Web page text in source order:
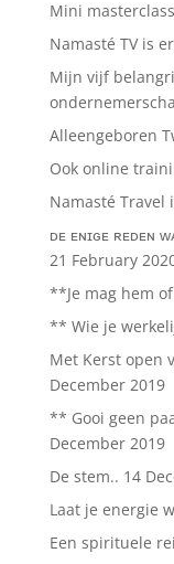
Mini
Namasté TV is
Mijn vijf
Alleengeboren
Ook online
Namasté Travel
ᴅᴇ ᴇɴɪɢᴇ ʀᴇᴅᴇɴ
21 February
**Je mag hem
** Wie je
Met Kerst open
December 2019
** Gooi geen
December 2019
De stem.. 14
Laat je energie
Een spirituele